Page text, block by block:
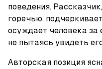
поведения.
горечью,
осуждает человека за
не пытаясь увидеть
Авторская позиция